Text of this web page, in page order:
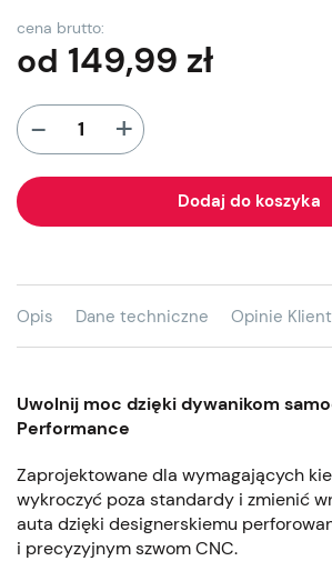
cena brutto:
od 149,99 zł
- +
Dodaj do koszyka
Opis Dane techniczne Opinie
Uwolnij moc dzięki dywanikom
Performance
Zaprojektowane dla wymagających
wykroczyć poza standardy i zmienić
auta dzięki designerskiemu
i precyzyjnym szwom CNC.